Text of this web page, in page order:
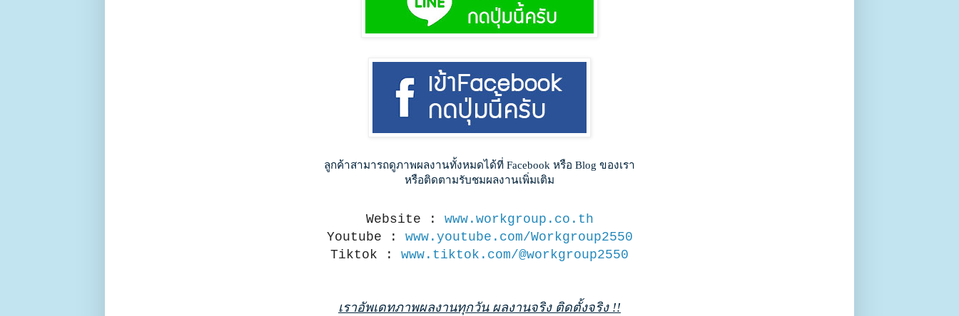
ลูกค้าสามารถดูภาพผลงานทั้งหมดได้ที่ Facebook หรือ Blog ของเรา
หรือติดตามรับชมผลงานเพิ่มเติม
Website : www.workgroup.co.th
Youtube : www.youtube.com/Workgroup2550
Tiktok : www.tiktok.com/@workgroup2550
เราอัพเดทภาพผลงานทุกวัน ผลงานจริง ติดตั้งจริง !!